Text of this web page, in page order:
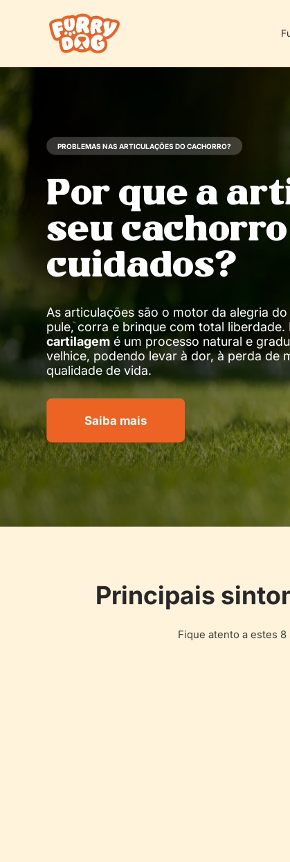
PROBLEMAS NAS ARTICULAÇÕES DO CACHORRO?
Por que a
seu
cuidados?
As articulações são o motor da alegria
pule, corra e brinque com total
cartilagemé um processo natural e
velhice, podendo levar à dor, à perda de
qualidade de vida.
Saiba mais
Principais
Fique atento a estes